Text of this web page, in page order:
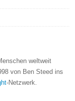
weltweit
von Ben Steed ins
-Netzwerk.